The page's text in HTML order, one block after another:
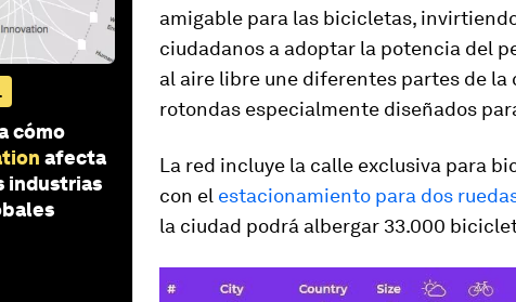
cómo
afecta
industrias
amigable para las bicicletas,
ciudadanos a adoptar la potencia del
al aire libre une diferentes partes de la
rotondas especialmente diseñados
La red incluye la calle exclusiva para
con el estacionamiento para dos
la ciudad podrá albergar 33.000